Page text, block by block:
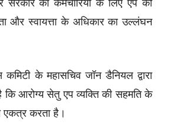
का कर्मचारियों के लिए एप को
और स्वायत्ता के अधिकार का उल्लंघन
के महासचिव जॉन डैनियल द्वारा
कि आरोग्य सेतु एप व्यक्ति की सहमति के
एकत्र करता है।